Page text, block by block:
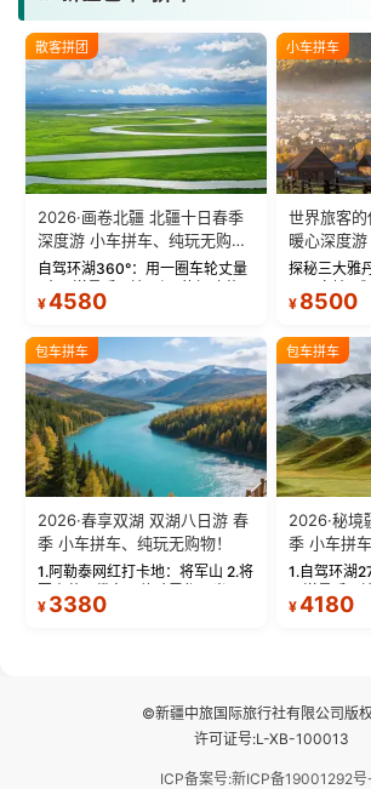
散客拼团
2026·画卷北疆 北疆十日春季
深度游 小车拼车、纯玩无购
物！
自驾环湖360°：用一圈车轮丈量
“大西洋最后一滴眼泪”的极致蔚
蓝。 赛湖旅拍：甄选多款风格服
绝美瞬间。 赛湖坦克300跟车视
频：专业摄影师...
¥4580
小车拼车
世界旅客
暖心深度游
探秘三大雅
国国家地理
三大雅丹”第
瓦人最大村
晨雾与小木...
¥ 8500
包车拼车
2026·春享双湖 双湖八日游 春
季 小车拼车、纯玩无购物！
1.阿勒泰网红打卡地：将军山 2.将
军山落日缆车，体验雪都风光 3.
将军山，夕阳派对，蹦迪party 4.
¥ 3380
包车拼车
2026·秘境
季 小车拼
1.自驾环湖
西洋最后一
让雪山、花
¥4180
©新疆中旅国际旅行社有限公司版
许可证号:L-XB-100013
ICP备案号:新ICP备19001292